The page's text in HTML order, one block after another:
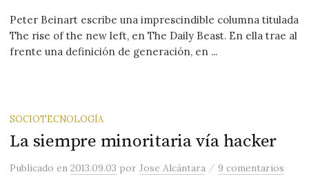
Peter Beinart escribe una imprescindible columna titulada
The rise of the new left, en The Daily Beast. En ella trae al
frente una definición de generación, en ...
SOCIOTECNOLOGÍA
La siempre minoritaria vía hacker
Publicadoen2013.09.03 porJose Alcántara /9 comentarios